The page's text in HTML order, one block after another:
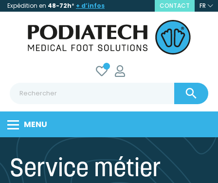
Expédition en 48-72h* + d’infos CONTACT FR

MENU
Service métier